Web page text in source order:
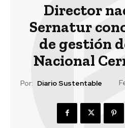
Director
Sernatur
de gestión
Nacional
Por: Diario Sustentable